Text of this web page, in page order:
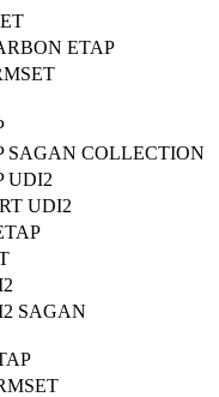
ETAP
SAGAN COLLECTION
UDI2
UDI2
SAGAN